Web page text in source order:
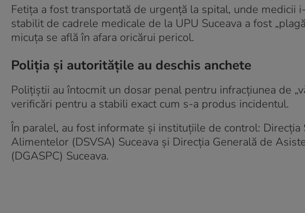
Fetița a fost transportată de urgență la spital, unde medicii
stabilit de cadrele medicale de la UPU Suceava a fost
micuța se află în afara oricărui pericol.
Poliția și autoritățile au deschis anchete
Polițiștii au întocmit un dosar penal pentru infracțiunea de
verificări pentru a stabili exact cum s-a produs incidentul.
În paralel, au fost informate și instituțiile de control:
Alimentelor (DSVSA) Suceava și Direcția Generală de
(DGASPC) Suceava.